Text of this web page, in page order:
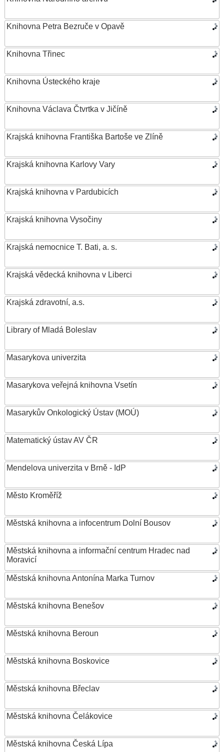
Knihovna Petra Bezruče v Opavě
Knihovna Třinec
Knihovna Ústeckého kraje
Knihovna Václava Čtvrtka v Jičíně
Krajská knihovna Františka Bartoše ve Zlíně
Krajská knihovna Karlovy Vary
Krajská knihovna v Pardubicích
Krajská knihovna Vysočiny
Krajská nemocnice T. Bati, a. s.
Krajská vědecká knihovna v Liberci
Krajská zdravotní, a.s.
Library of Mladá Boleslav
Masarykova univerzita
Masarykova veřejná knihovna Vsetín
Masarykův Onkologický Ústav (MOÚ)
Matematický ústav AV ČR
Mendelova univerzita v Brně - IdP
Město Kroměříž
Městská knihovna a infocentrum Dolní Bousov
Městská knihovna a informační centrum Hradec nad
Moravicí
Městská knihovna Antonína Marka Turnov
Městská knihovna Benešov
Městská knihovna Beroun
Městská knihovna Boskovice
Městská knihovna Břeclav
Městská knihovna Čelákovice
Městská knihovna Česká Lípa